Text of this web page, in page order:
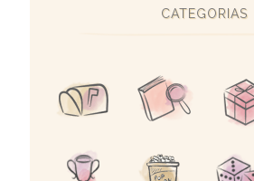
CATEGORIAS